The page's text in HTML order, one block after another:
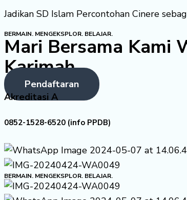
Jadikan SD Islam Percontohan Cinere
BERMAIN. MENGEKSPLOR. BELAJAR.
Mari Bersama Kami
Karimah
Pendaftaran
Akreditasi A
0852-1528-6520 (info PPDB)
BERMAIN. MENGEKSPLOR. BELAJAR.